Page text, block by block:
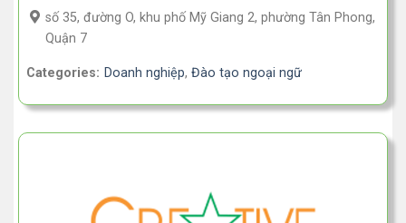
số 35, đường O, khu phố Mỹ Giang 2, phường Tân Phong,
Quận 7
Categories: Doanh nghiệp, Đào tạo ngoại ngữ